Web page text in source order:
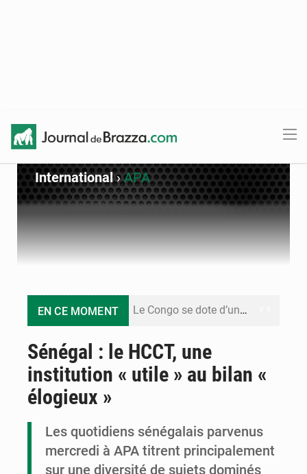
International›APA
EN CE MOMENT Le Congo se dote d’un programme national pour valoriser les produits forestiers non ligneux
Cémac : la Commission présente à Denis Sassou N’Guesso sa feuille de route
Compétitions africaines : la CAF ferme la porte à l’AC Léopards et à l’AS Otohô
Sénégal : le HCCT, une
institution « utile » au bilan «
élogieux »
Les quotidiens sénégalais parvenus
mercredi à APA titrent principalement
sur une diversité de sujets dominés